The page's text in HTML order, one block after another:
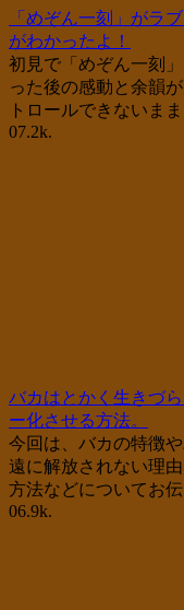
「めぞん一刻」がラ
がわかったよ！
初見で「めぞん一刻
った後の感動と余韻
トロールできないま
07.2k.
バカはとかく生きづ
ー化させる方法。
今回は、バカの特徴
遠に解放されない理
方法などについてお
06.9k.